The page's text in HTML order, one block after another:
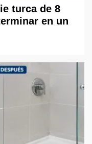
turca de 8
en un